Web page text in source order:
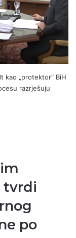
kao „protektor“ BiH
razrješuju
tvrdi
po